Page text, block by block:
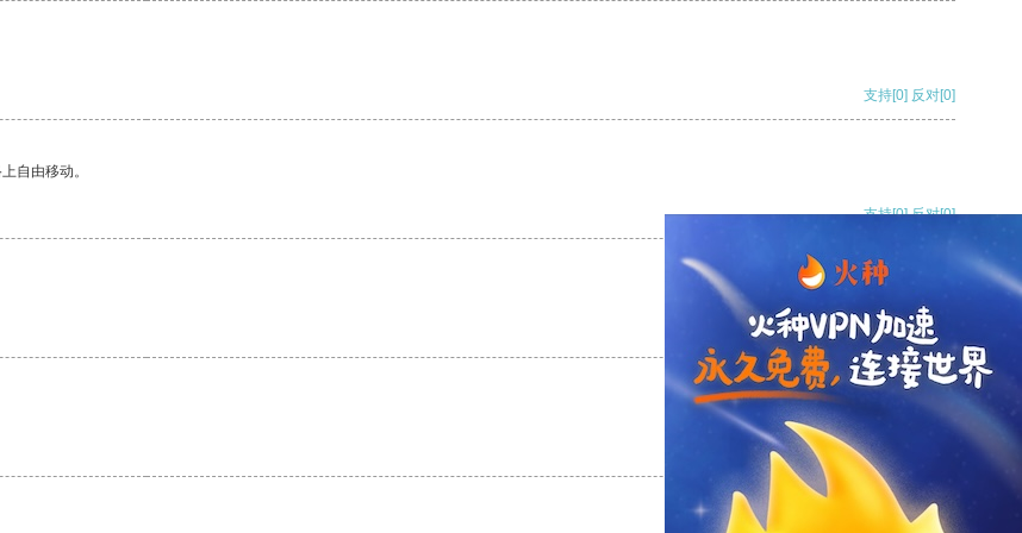
支持[0] 反对[0]
自由移动。
支持[0] 反对[0]
支持[0] 反对
支持